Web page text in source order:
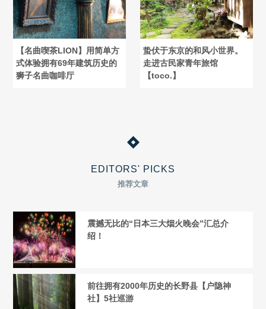
【名曲喫茶LION】用简单方
式体验拥有69年建筑历史的
狮子名曲咖啡厅
蛰伏于东京的和风小世界。
走进古民家青年旅馆
【toco.】
EDITORS' PICKS
推荐文章
震撼无比的“日本三大烟火晚会”汇总介
绍！
前往拥有2000年历史的长野县【户隐神
社】5社巡游